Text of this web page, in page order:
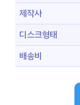
제작사
디스크형태
배송비